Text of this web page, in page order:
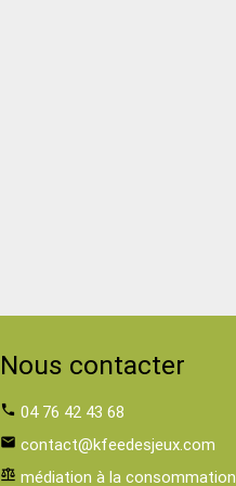
Nous contacter
phone 04 76 42 43 68
email contact@kfeedesjeux.com
balance médiation à la consommation